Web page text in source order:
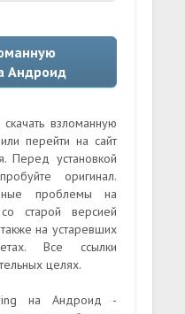
Андроид
взломанную
перейти на сайт
Перед установкой
оригинал.
проблемы на
старой версией
на устаревших
Все ссылки
целях.
на Андроид -